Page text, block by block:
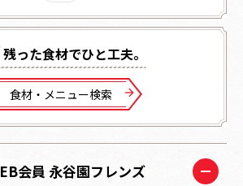
残った⾷材でひと⼯夫。
⾷材・メニュー検索
会員 永谷園フレンズ